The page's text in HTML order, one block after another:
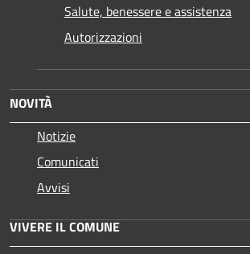
Salute, benessere e assistenza
Autorizzazioni
NOVITÀ
Notizie
Comunicati
Avvisi
VIVERE IL COMUNE